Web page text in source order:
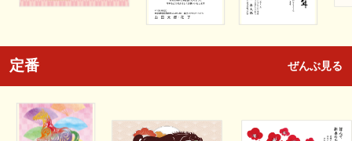
定番 ぜんぶ見る